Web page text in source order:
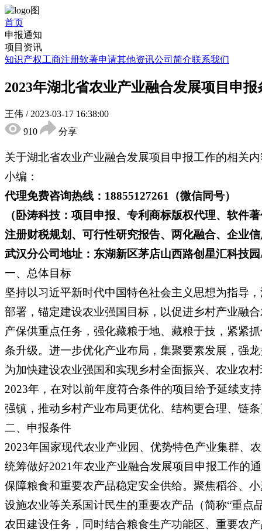
首页
申报通知
项目资讯
知识产权工商注册软著申请其他资讯公司简介联系我们
2023年湖北省农业产业融合发展项目申
王伟 / 2023-03-17 16:38:00
910
分享
关于湖北省农业产业融合发展项目申报工作的相关
小编：
代理免费咨询热线：18855127261（微信同号）
（卧涛科技：项目申报、专利商标版权代理、软件
注册财税规划、可行性研究报告、两化融合、企业
武汉分公司地址：东湖新区茅店山西路创星汇科技
一、总体目标
坚持以习近平新时代中国特色社会主义思想为指导
部署，锚定建设农业强国目标，以促进乡村产业融
产保供重点任务，强化藏粮于地、藏粮于技，紧紧
条升级。进一步优化产业布局，集聚要素发展，强
为加快建设农业强国和实现乡村全面振兴、农业农
2023年，在对以前年度符合条件的项目给予延续支
强镇，推动乡村产业布局更优化、结构更合理、链
二、申报条件
2023年国家现代农业产业园、优势特色产业集群、
统筹做好2021年农业产业融合发展项目申报工作的
保障粮食和重要农产品稳定安全供给。聚焦稻谷、
设施农业等关系国计民生的重要农产品（简称“重
农田建设任务，同时结合粮食生产功能区、重要农